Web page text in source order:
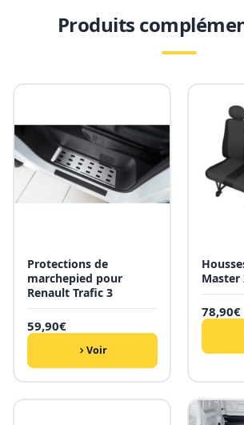
Produits
Protections de
marchepied pour
Renault Trafic 3
59,90€
Voir
Master
78,90€